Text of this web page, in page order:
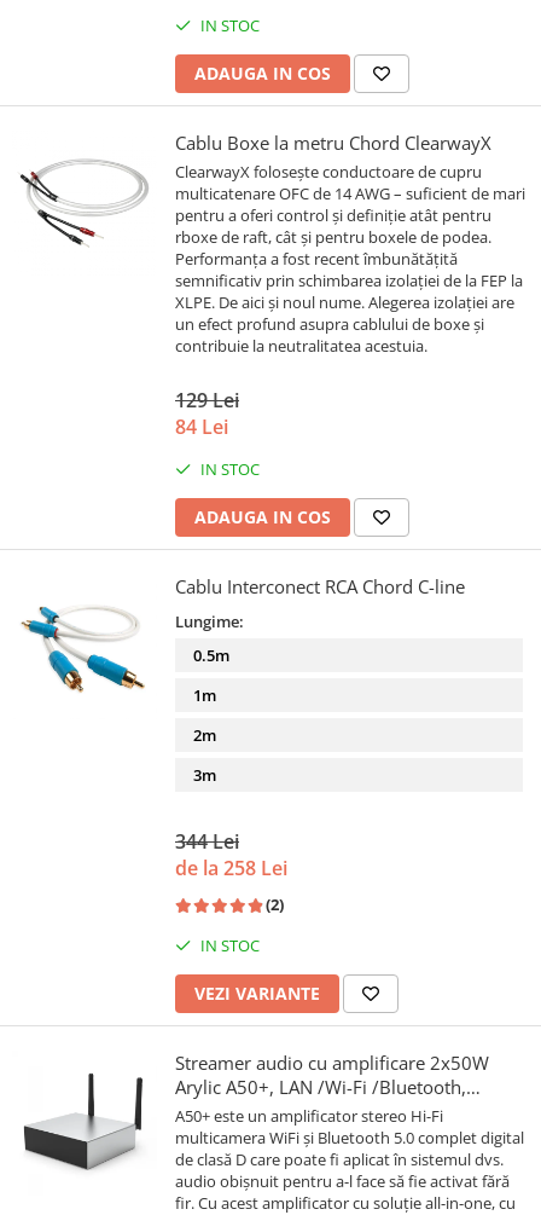
IN STOC
ADAUGA IN COS
Cablu Boxe la metru Chord ClearwayX
ClearwayX folosește conductoare de cupru
multicatenare OFC de 14 AWG – suficient de mari
pentru a oferi control și definiție atât pentru
rboxe de raft, cât și pentru boxele de podea.
Performanța a fost recent îmbunătățită
semnificativ prin schimbarea izolației de la FEP la
XLPE. De aici și noul nume. Alegerea izolației are
un efect profund asupra cablului de boxe și
contribuie la neutralitatea acestuia.
129 Lei
84 Lei
IN STOC
ADAUGA IN COS
Cablu Interconect RCA Chord C-line
Lungime:
0.5m
1m
2m
3m
344 Lei
de la 258 Lei
(2)
IN STOC
VEZI VARIANTE
Streamer audio cu amplificare 2x50W
Arylic A50+, LAN /Wi-Fi /Bluetooth,
24bit/192kHz, Multiroom
A50+ este un amplificator stereo Hi-Fi
multicamera WiFi și Bluetooth 5.0 complet digital
de clasă D care poate fi aplicat în sistemul dvs.
audio obișnuit pentru a-l face să fie activat fără
fir. Cu acest amplificator cu soluție all-in-one, cu